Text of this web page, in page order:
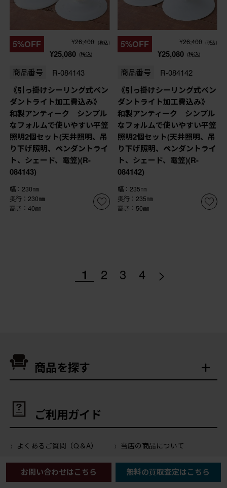
5%OFF ¥26,400 (税込)
¥25,080 (税込)
商品番号 R-084143
《引っ掛けシーリング式ペン
ダントライト加工費込み》
和製アンティーク シンプル
なフォルムで使いやすい平笠
照明2個セット(天井照明、吊
り下げ照明、ペンダントライ
ト、シェード、電笠)(R-
084143)
幅：230㎜
奥行：230㎜
高さ：40㎜
5%OFF ¥26,400 (税込)
¥25,080 (税込)
商品番号 R-084142
《引っ掛けシーリング式ペン
ダントライト加工費込み》
和製アンティーク シンプル
なフォルムで使いやすい平笠
照明2個セット(天井照明、吊
り下げ照明、ペンダントライ
ト、シェード、電笠)(R-
084142)
幅：235㎜
奥行：235㎜
高さ：50㎜
1 2 3 4 >
商品を探す
ご利用ガイド
よくあるご質問（Q＆A）
当店の商品について
サイトの使い方について
会員登録・特典について
ご注文について
お支払いについて
お問い合わせはこちら 無料の買取査定はこちら